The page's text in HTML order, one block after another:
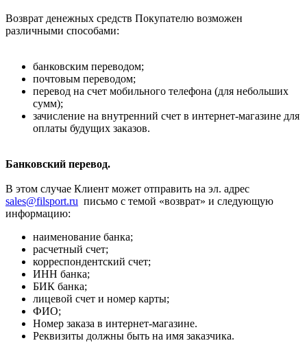
Возврат денежных средств Покупателю возможен
различными способами:
банковским переводом;
почтовым переводом;
перевод на счет мобильного телефона (для небольших
сумм);
зачисление на внутренний счет в интернет-магазине для
оплаты будущих заказов.
Банковский перевод.
В этом случае Клиент может отправить на эл. адрес
sales@filsport.ru письмо с темой «возврат» и следующую
информацию:
наименование банка;
расчетный счет;
корреспондентский счет;
ИНН банка;
БИК банка;
лицевой счет и номер карты;
ФИО;
Номер заказа в интернет-магазине.
Реквизиты должны быть на имя заказчика.